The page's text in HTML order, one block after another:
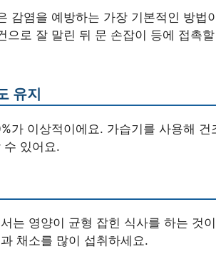
감염을 예방하는 가장 기본적인 방법
으로 잘 말린 뒤 문 손잡이 등에 접촉
유지
가 이상적이에요. 가습기를 사용해 건
수 있어요.
는 영양이 균형 잡힌 식사를 하는 것
채소를 많이 섭취하세요.